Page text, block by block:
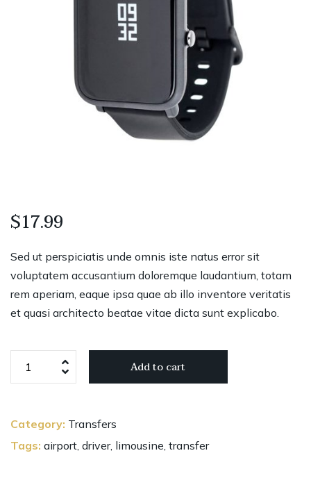
$17.99
Sed ut perspiciatis unde omnis iste natus error sit
voluptatem accusantium doloremque laudantium, totam
rem aperiam, eaque ipsa quae ab illo inventore veritatis
et quasi architecto beatae vitae dicta sunt explicabo.
Smartwatch
Add to cart
Category: Transfers
Tags: airport driver, limousine transfer